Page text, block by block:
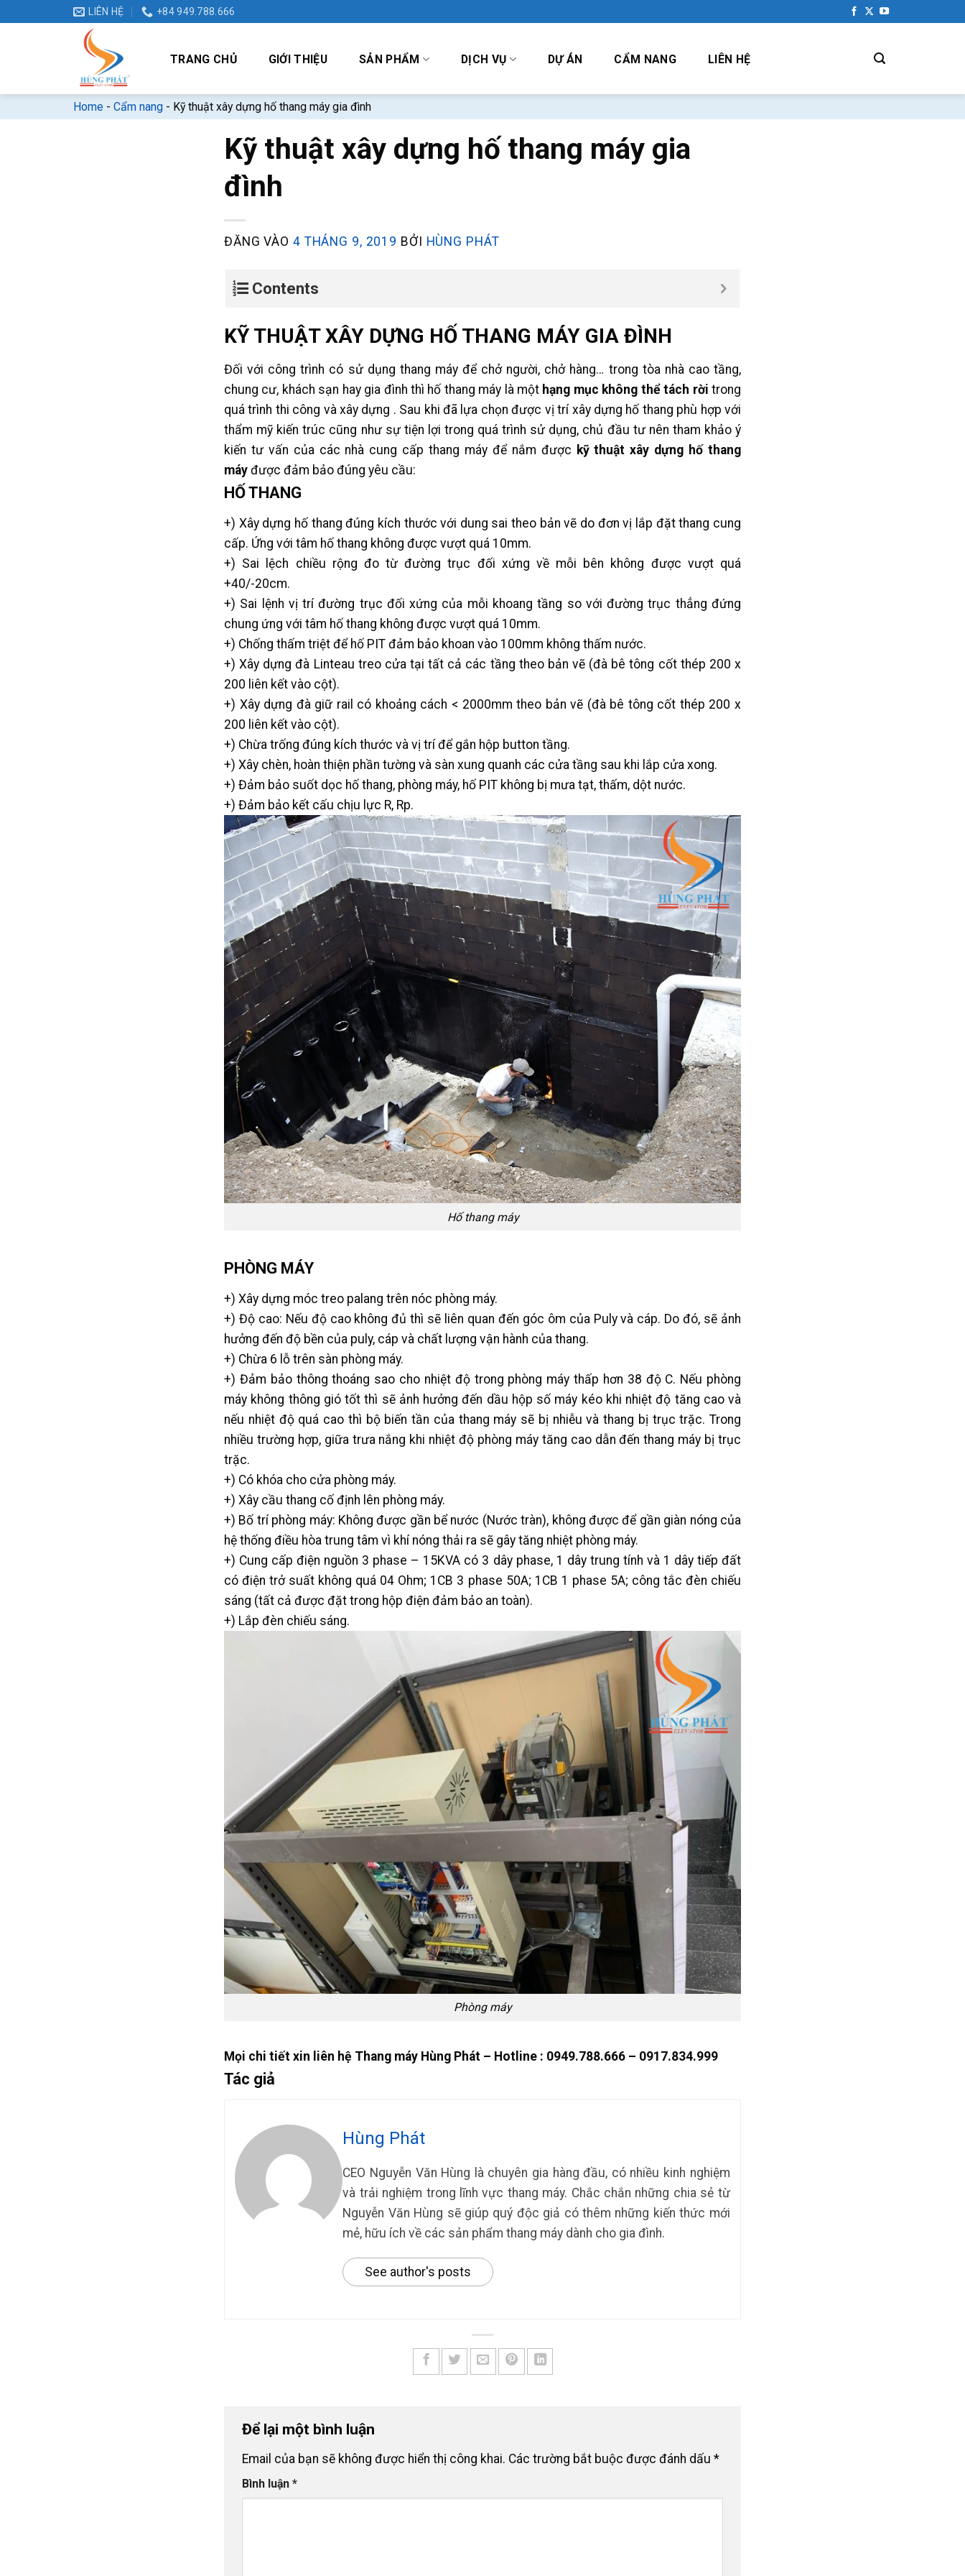
LIÊN HỆ +84 949.788.666
TRANG CHỦ GIỚI THIỆU SẢN PHẨM DỊCH VỤ DỰ ÁN CẨM NANG LIÊN HỆ
Home - Cẩm nang - Kỹ thuật xây dựng hố thang máy gia đình
Kỹ thuật xây dựng hố thang máy gia
đình
ĐĂNG VÀO 4 THÁNG 9, 2019 BỞI HÙNG PHÁT
Contents
KỸ THUẬT XÂY DỰNG HỐ THANG MÁY GIA ĐÌNH
Đối với công trình có sử dụng thang máy để chở người, chở hàng… trong tòa nhà cao tầng,
chung cư, khách sạn hay gia đình thì hố thang máy là một hạng mục không thể tách rời trong
quá trình thi công và xây dựng . Sau khi đã lựa chọn được vị trí xây dựng hố thang phù hợp với
thẩm mỹ kiến trúc cũng như sự tiện lợi trong quá trình sử dụng, chủ đầu tư nên tham khảo ý
kiến tư vấn của các nhà cung cấp thang máy để nắm được kỹ thuật xây dựng hố thang
máy được đảm bảo đúng yêu cầu:
HỐ THANG
+) Xây dựng hố thang đúng kích thước với dung sai theo bản vẽ do đơn vị lắp đặt thang cung
cấp. Ứng với tâm hố thang không được vượt quá 10mm.
+) Sai lệch chiều rộng đo từ đường trục đối xứng về mỗi bên không được vượt quá
+40/-20cm.
+) Sai lệnh vị trí đường trục đối xứng của mỗi khoang tầng so với đường trục thẳng đứng
chung ứng với tâm hố thang không được vượt quá 10mm.
+) Chống thấm triệt để hố PIT đảm bảo khoan vào 100mm không thấm nước.
+) Xây dựng đà Linteau treo cửa tại tất cả các tầng theo bản vẽ (đà bê tông cốt thép 200 x
200 liên kết vào cột).
+) Xây dựng đà giữ rail có khoảng cách < 2000mm theo bản vẽ (đà bê tông cốt thép 200 x
200 liên kết vào cột).
+) Chừa trống đúng kích thước và vị trí để gắn hộp button tầng.
+) Xây chèn, hoàn thiện phần tường và sàn xung quanh các cửa tầng sau khi lắp cửa xong.
+) Đảm bảo suốt dọc hố thang, phòng máy, hố PIT không bị mưa tạt, thấm, dột nước.
+) Đảm bảo kết cấu chịu lực R, Rp.
Hố thang máy
PHÒNG MÁY
+) Xây dựng móc treo palang trên nóc phòng máy.
+) Độ cao: Nếu độ cao không đủ thì sẽ liên quan đến góc ôm của Puly và cáp. Do đó, sẽ ảnh
hưởng đến độ bền của puly, cáp và chất lượng vận hành của thang.
+) Chừa 6 lỗ trên sàn phòng máy.
+) Đảm bảo thông thoáng sao cho nhiệt độ trong phòng máy thấp hơn 38 độ C. Nếu phòng
máy không thông gió tốt thì sẽ ảnh hưởng đến dầu hộp số máy kéo khi nhiệt độ tăng cao và
nếu nhiệt độ quá cao thì bộ biến tần của thang máy sẽ bị nhiễu và thang bị trục trặc. Trong
nhiều trường hợp, giữa trưa nắng khi nhiệt độ phòng máy tăng cao dẫn đến thang máy bị trục
trặc.
+) Có khóa cho cửa phòng máy.
+) Xây cầu thang cố định lên phòng máy.
+) Bố trí phòng máy: Không được gần bể nước (Nước tràn), không được để gần giàn nóng của
hệ thống điều hòa trung tâm vì khí nóng thải ra sẽ gây tăng nhiệt phòng máy.
+) Cung cấp điện nguồn 3 phase – 15KVA có 3 dây phase, 1 dây trung tính và 1 dây tiếp đất
có điện trở suất không quá 04 Ohm; 1CB 3 phase 50A; 1CB 1 phase 5A; công tắc đèn chiếu
sáng (tất cả được đặt trong hộp điện đảm bảo an toàn).
+) Lắp đèn chiếu sáng.
Phòng máy
Mọi chi tiết xin liên hệ Thang máy Hùng Phát – Hotline : 0949.788.666 – 0917.834.999
Tác giả
Hùng Phát
CEO Nguyễn Văn Hùng là chuyên gia hàng đầu, có nhiều kinh nghiệm
và trải nghiệm trong lĩnh vực thang máy. Chắc chắn những chia sẻ từ
Nguyễn Văn Hùng sẽ giúp quý độc giả có thêm những kiến thức mới
mẻ, hữu ích về các sản phẩm thang máy dành cho gia đình.
See author's posts
Để lại một bình luận
Email của bạn sẽ không được hiển thị công khai. Các trường bắt buộc được đánh dấu *
Bình luận *